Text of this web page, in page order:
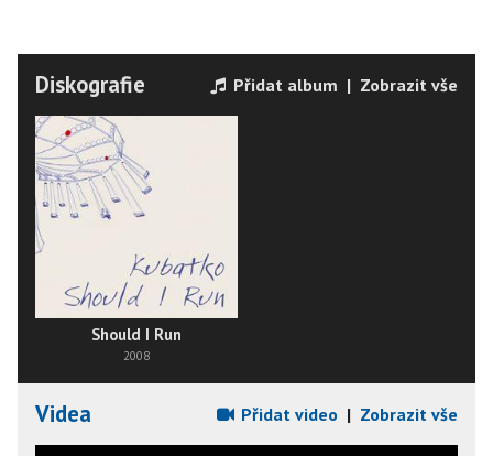
Diskografie Přidat album | Zobrazit vše
Should I Run
2008
Videa Přidat video | Zobrazit vše